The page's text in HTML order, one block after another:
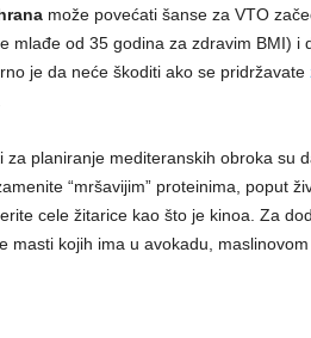
može povećati šanse za VTO
mlađe od 35 godina za zdravim BMI) i
je da neće škoditi ako se pridržavate
za planiranje mediteranskih obroka su
“mršavijim” proteinima, poput
cele žitarice kao što je kinoa. Za
masti kojih ima u avokadu,